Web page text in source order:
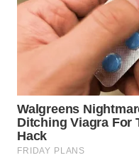
KALBAR
WN
KALTENG
WN
KALTARA
WN